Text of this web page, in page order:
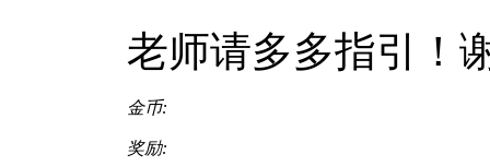
老师请多多指引！
金币:
奖励: